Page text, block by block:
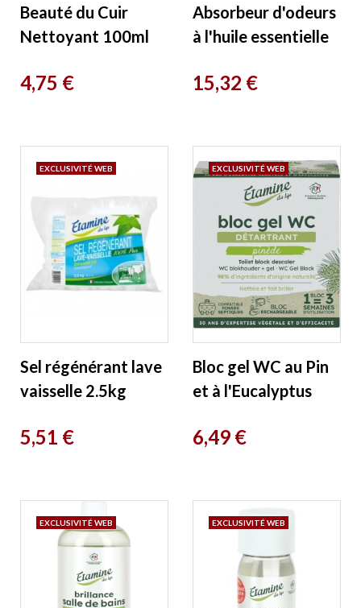
Beauté du Cuir
Nettoyant 100ml
Prix
4,75 €
Absorbeur d'odeurs
à l'huile essentielle
Etamine du Lys
Prix
15,32 €
Sel régénérant lave
vaisselle 2.5kg
Prix
5,51 €
EXCLUSIVITÉ WEB
Bloc gel WC au Pin
et à l'Eucalyptus
Etamine du Lys
Prix
6,49 €
EXCLUSIVITÉ WEB
EXCLUSIVITÉ WEB EXCLUSIVITÉ WEB